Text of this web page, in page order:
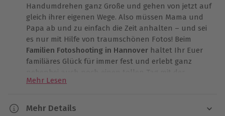
Handumdrehen ganz Große und gehen von jetzt auf
gleich ihrer eigenen Wege. Also müssen Mama und
Papa ab und zu einfach die Zeit anhalten – und sei
es nur mit Hilfe von traumschönen Fotos! Beim
Familien Fotoshooting in Hannover haltet Ihr Euer
familiäres Glück für immer fest und erlebt ganz
nebenbei auch noch einen tollen Tag mit der
ganzen Rasselbande!
Zum Familien Fotoshooting in Hannover könnt Ihr
Mehr Lesen
Mehr Details